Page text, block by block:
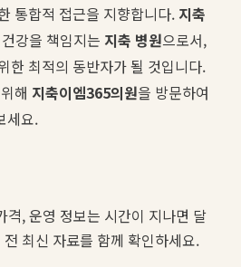
통합적 접근을 지향합니다. 지축
강을 책임지는 지축 병원으로서,
한 최적의 동반자가 될 것입니다.
해 지축이엠365의원을 방문하여
세요.
격, 운영 정보는 시간이 지나면 달
최신 자료를 함께 확인하세요.